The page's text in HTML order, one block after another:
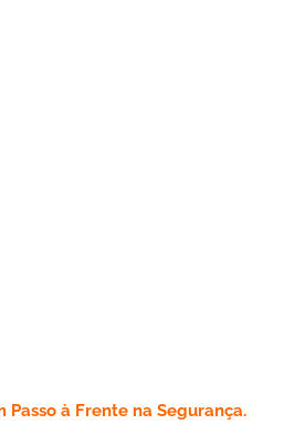
Passo à Frente na Segurança.